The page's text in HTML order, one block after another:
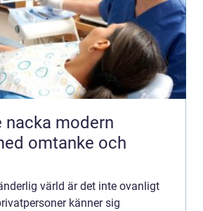
modern
omtanke och
värld är det inte ovanligt
känner sig